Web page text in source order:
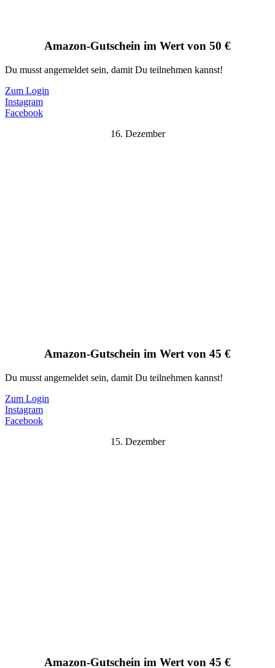
Amazon-Gutschein im Wert von 50 €
Du musst angemeldet sein, damit Du teilnehmen kannst!
Zum Login
Instagram
Facebook
16. Dezember
Amazon-Gutschein im Wert von 45 €
Du musst angemeldet sein, damit Du teilnehmen kannst!
Zum Login
Instagram
Facebook
15. Dezember
Amazon-Gutschein im Wert von 45 €